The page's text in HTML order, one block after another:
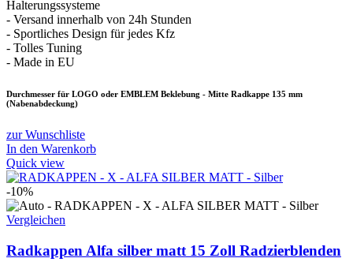
Halterungssysteme
- Versand innerhalb von 24h Stunden
- Sportliches Design für jedes Kfz
- Tolles Tuning
- Made in EU
Durchmesser für LOGO oder EMBLEM Beklebung - Mitte Radkappe 135 mm
(Nabenabdeckung)
zur Wunschliste
In den Warenkorb
Quick view
-10%
Vergleichen
Radkappen Alfa silber matt 15 Zoll Radzierblenden